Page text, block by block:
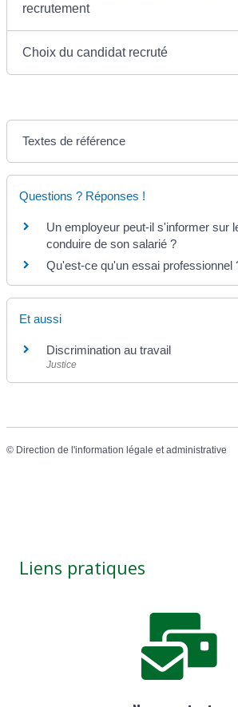
recrutement
Choix du candidat recruté
Textes de référence
Questions ? Réponses !
Un employeur peut-il s'informer sur
conduire de son salarié ?
Qu'est-ce qu'un essai professionnel
Et aussi
Discrimination au travail
Justice
© Direction de l'information légale et administrative
Liens pratiques